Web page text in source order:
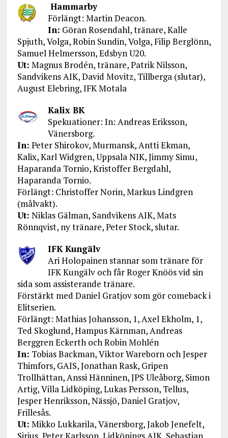
Hammarby
Förlängt: Martin Deacon.
In: Göran Rosendahl, tränare, Kalle
Spjuth, Volga, Robin Sundin, Volga, Filip Berglönn,
Samuel Helmersson, Edsbyn U20.
Ut: Magnus Brodén, tränare, Patrik Nilsson,
Sandvikens AIK, David Movitz, Tillberga (slutar),
August Elebring, IFK Motala
Kalix BK
Spekuationer: In: Andreas Eriksson,
Vänersborg.
In: Peter Shirokov, Murmansk, Antti Ekman,
Kalix, Karl Widgren, Uppsala NIK, Jimmy Simu,
Haparanda Tornio, Kristoffer Bergdahl,
Haparanda Tornio.
Förlängt: Christoffer Norin, Markus Lindgren
(målvakt).
Ut: Niklas Gälman, Sandvikens AIK, Mats
Rönnqvist, ny tränare, Peter Stock, slutar.
IFK Kungälv
Ari Holopainen stannar som tränare för
IFK Kungälv och får Roger Knöös vid sin
sida som assisterande tränare.
Förstärkt med Daniel Gratjov som gör comeback i
Elitserien.
Förlängt: Mathias Johansson, 1, Axel Ekholm, 1,
Ted Skoglund, Hampus Kärnman, Andreas
Berggren Eckerth och Robin Mohlén
In: Tobias Backman, Viktor Wareborn och Jesper
Thimfors, GAIS, Jonathan Rask, Gripen
Trollhättan, Anssi Hänninen, JPS Uleåborg, Simon
Artig, Villa Lidköping, Lukas Persson, Tellus,
Jesper Henriksson, Nässjö, Daniel Gratjov,
Frillesås.
Ut: Mikko Lukkarila, Vänersborg, Jakob Jenefelt,